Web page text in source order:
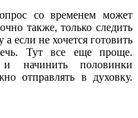
со временем может
также, только следить
если не хочется готовить
Тут все еще проще.
начинить половинки
отправлять в духовку.